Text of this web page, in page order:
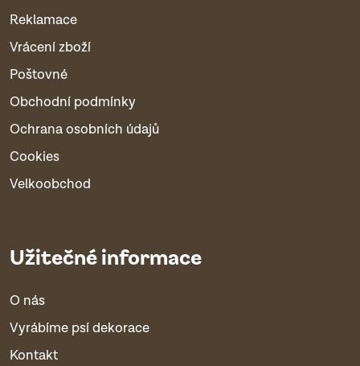
Reklamace
Vrácení zboží
Poštovné
Obchodní podmínky
Ochrana osobních údajů
Cookies
Velkoobchod
Užitečné informace
O nás
Vyrábíme psí dekorace
Kontakt